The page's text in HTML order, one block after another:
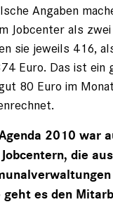
Angaben
Jobcenter als
sie jeweils 416,
Euro. Das ist ein
80 Euro im
2010 war
die
geht es den